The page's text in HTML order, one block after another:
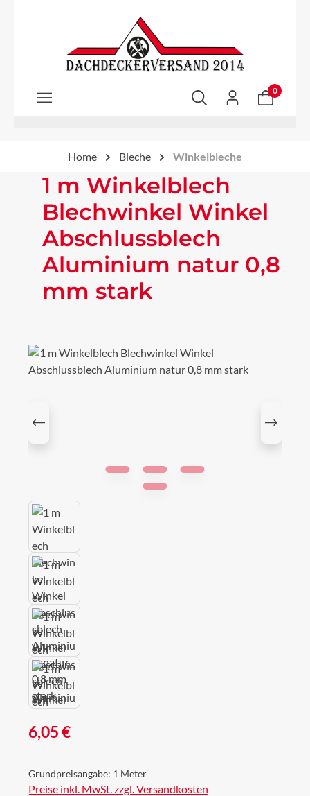
Zum Hauptinhalt springen
0
Home Bleche Winkelbleche
1 m Winkelblech
Blechwinkel Winkel
Abschlussblech
Aluminium natur 0,8
mm stark
Bildergalerie überspringen
Regulärer Preis:
6,05 €
Grundpreisangabe: 1 Meter
Preise inkl. MwSt. zzgl. Versandkosten